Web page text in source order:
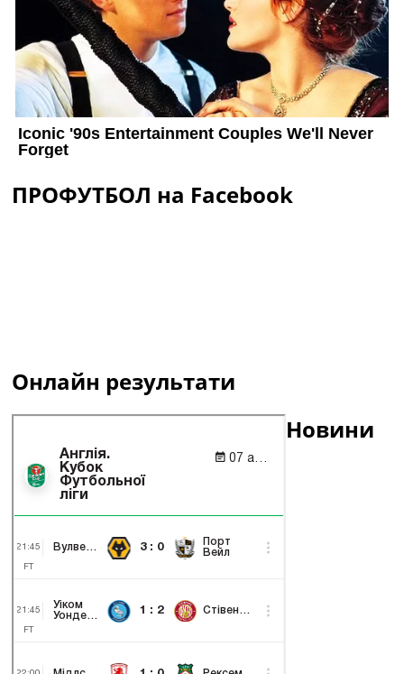
ПРОФУТБОЛ на Facebook
Онлайн результати
Новини